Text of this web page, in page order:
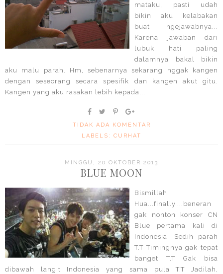
mataku, pasti udah
bikin aku kelabakan
buat ngejawabnya...
Karena jawaban dari
lubuk hati paling
dalamnya bakal bikin
aku malu parah. Hm, sebenarnya sekarang nggak kangen
dengan seseorang secara spesifik dan kangen akut gitu.
Kangen yang aku rasakan lebih kepada...
TIDAK ADA KOMENTAR
LABELS: CURHAT
MINGGU, 20 OKTOBER 2013
BLUE MOON
Bismillah.
Hua...finally....beneran
gak nonton konser CN
Blue pertama kali di
Indonesia. Sedih parah
T.T Timingnya gak tepat
banget T.T Gak bisa
dibawah langit Indonesia yang sama pula T.T Jadilah,